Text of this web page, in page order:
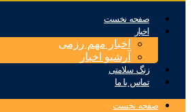
صفحه نخست
اخبار
اخبار مهم رزمی
آرشیو اخبار
زنگ سلامتی
تماس با ما
صفحه نخست